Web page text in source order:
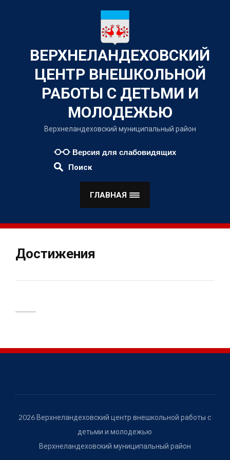
ВЕРХНЕЛАНДЕХОВСКИЙ
ЦЕНТР ВНЕШКОЛЬНОЙ
РАБОТЫ С ДЕТЬМИ И
МОЛОДЕЖЬЮ
Верхнеландеховский муниципальный район
Версия для слабовидящих
Поиск
ГЛАВНАЯ
Достижения
2026 Верхнеландеховский центр внешкольной работы с
детьми и молодежью
Верхнеландеховский муниципальный район